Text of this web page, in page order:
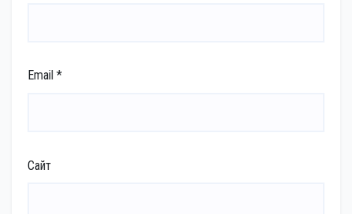
Email *
Сайт